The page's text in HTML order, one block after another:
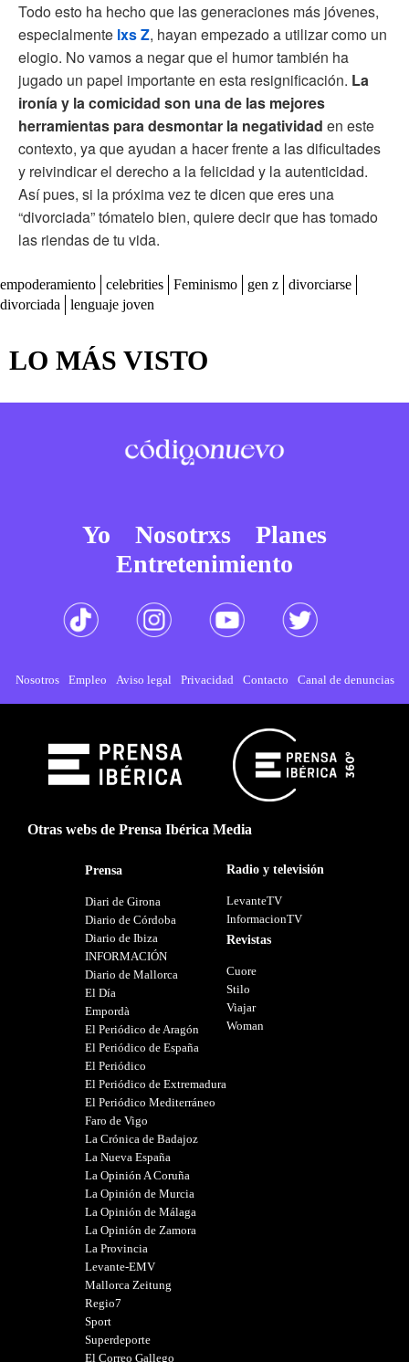
Todo esto ha hecho que las generaciones más jóvenes,
especialmente lxs Z, hayan empezado a utilizar como un
elogio. No vamos a negar que el humor también ha
jugado un papel importante en esta resignificación. La
ironía y la comicidad son una de las mejores
herramientas para desmontar la negatividad en este
contexto, ya que ayudan a hacer frente a las dificultades
y reivindicar el derecho a la felicidad y la autenticidad.
Así pues, si la próxima vez te dicen que eres una
“divorciada” tómatelo bien, quiere decir que has tomado
las riendas de tu vida.
empoderamiento celebrities Feminismo gen z
divorciarse
divorciada
lenguaje joven
LO MÁS VISTO
Yo Nosotrxs
Planes
Entretenimiento
Nosotros Empleo Aviso legal Privacidad Contacto Canal de denuncias
Otras webs de Prensa Ibérica Media
Prensa
Diari de Girona
Diario de Córdoba
Diario de Ibiza
INFORMACIÓN
Diario de Mallorca
El Día
Empordà
El Periódico de Aragón
El Periódico de España
El Periódico
El Periódico de Extremadura
El Periódico Mediterráneo
Faro de Vigo
La Crónica de Badajoz
La Nueva España
La Opinión A Coruña
La Opinión de Murcia
La Opinión de Málaga
La Opinión de Zamora
La Provincia
Levante-EMV
Mallorca Zeitung
Regio7
Sport
Superdeporte
El Correo Gallego
Radio y televisión
LevanteTV
InformacionTV
Revistas
Cuore
Stilo
Viajar
Woman